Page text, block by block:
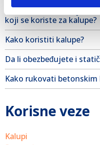
Možete li dati detalje o
koji se koriste za kalupe?
Kako koristiti kalupe?
Da li obezbeđujete i
Kako rukovati betonskim
Korisne veze
Kalupi